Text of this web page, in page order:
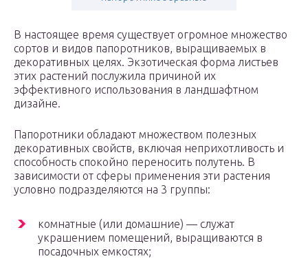
В настоящее время существует огромное множество
сортов и видов папоротников, выращиваемых в
декоративных целях. Экзотическая форма листьев
этих растений послужила причиной их
эффективного использования в ландшафтном
дизайне.
Папоротники обладают множеством полезных
декоративных свойств, включая неприхотливость и
способность спокойно переносить полутень. В
зависимости от сферы применения эти растения
условно подразделяются на 3 группы:
комнатные (или домашние) — служат
украшением помещений, выращиваются в
посадочных емкостях;